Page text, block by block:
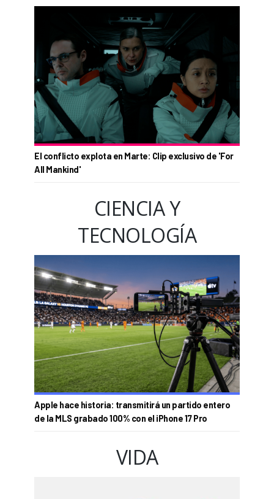
El conflicto explota en Marte: Clip exclusivo de 'For
All Mankind'
CIENCIA Y
TECNOLOGÍA
Apple hace historia: transmitirá un partido entero
de la MLS grabado 100% con el iPhone 17 Pro
VIDA